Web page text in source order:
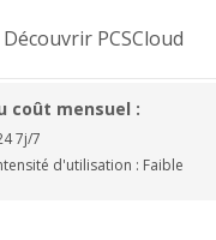
Découvrir PCSCloud
coût mensuel :
7j/7
d'utilisation : Faible